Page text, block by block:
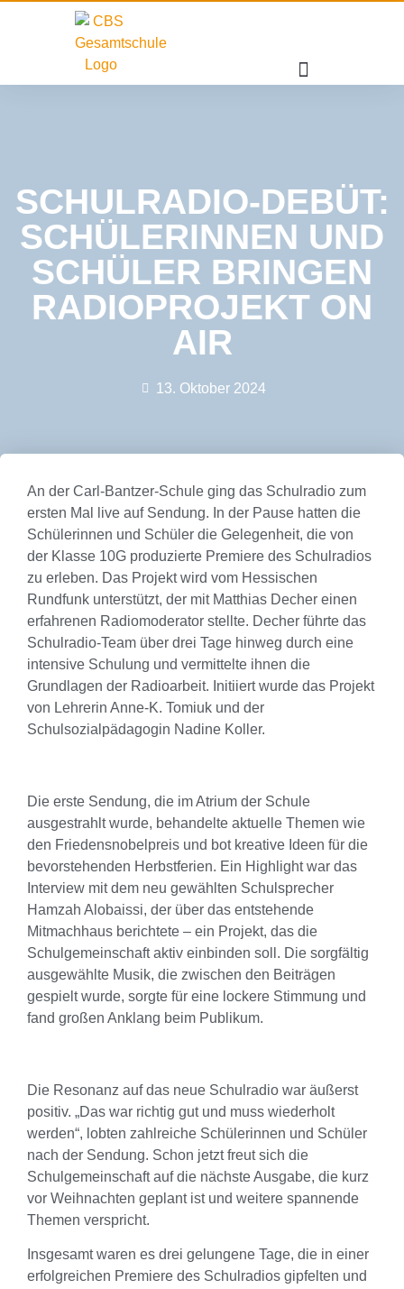
SCHULRADIO-DEBÜT:
SCHÜLERINNEN UND
SCHÜLER BRINGEN
RADIOPROJEKT ON
AIR
13. Oktober 2024
An der Carl-Bantzer-Schule ging das Schulradio zum
ersten Mal live auf Sendung. In der Pause hatten die
Schülerinnen und Schüler die Gelegenheit, die von
der Klasse 10G produzierte Premiere des Schulradios
zu erleben. Das Projekt wird vom Hessischen
Rundfunk unterstützt, der mit Matthias Decher einen
erfahrenen Radiomoderator stellte. Decher führte das
Schulradio-Team über drei Tage hinweg durch eine
intensive Schulung und vermittelte ihnen die
Grundlagen der Radioarbeit. Initiiert wurde das Projekt
von Lehrerin Anne-K. Tomiuk und der
Schulsozialpädagogin Nadine Koller.
Die erste Sendung, die im Atrium der Schule
ausgestrahlt wurde, behandelte aktuelle Themen wie
den Friedensnobelpreis und bot kreative Ideen für die
bevorstehenden Herbstferien. Ein Highlight war das
Interview mit dem neu gewählten Schulsprecher
Hamzah Alobaissi, der über das entstehende
Mitmachhaus berichtete – ein Projekt, das die
Schulgemeinschaft aktiv einbinden soll. Die sorgfältig
ausgewählte Musik, die zwischen den Beiträgen
gespielt wurde, sorgte für eine lockere Stimmung und
fand großen Anklang beim Publikum.
Die Resonanz auf das neue Schulradio war äußerst
positiv. „Das war richtig gut und muss wiederholt
werden“, lobten zahlreiche Schülerinnen und Schüler
nach der Sendung. Schon jetzt freut sich die
Schulgemeinschaft auf die nächste Ausgabe, die kurz
vor Weihnachten geplant ist und weitere spannende
Themen verspricht.
Insgesamt waren es drei gelungene Tage, die in einer
erfolgreichen Premiere des Schulradios gipfelten und